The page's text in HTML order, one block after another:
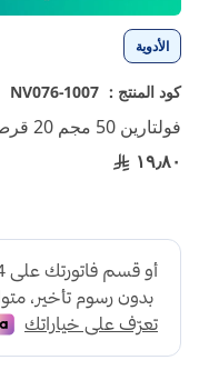
الأدوية
كود المنتج : 1007-NV076
فولتارين 50 مجم 20 قرص
١٩٫٨٠
بداية
معرض
الصور